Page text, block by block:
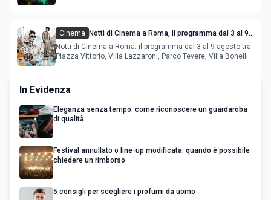
Cinema
Notti di Cinema a Roma, il programma dal 3 al 9
agosto
Notti di Cinema a Roma: il programma dal 3 al 9 agosto tra
Piazza Vittorio, Villa Lazzaroni, Parco Tevere, Villa Bonelli
In Evidenza
Eleganza senza tempo: come riconoscere un guardaroba
di qualità
Festival annullato o line-up modificata: quando è possibile
chiedere un rimborso
5 consigli per scegliere i profumi da uomo